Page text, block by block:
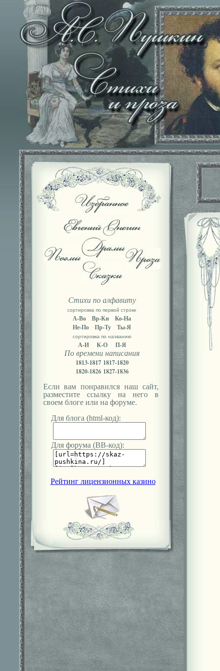
Стихи по алфавиту
сортировка по первой строке
А-Во Вр-Кн
Ко-На
Не-По
Пр-Ту Ты-Я
сортировка по названию
А-И К-О
П-Я
По времени написания
1813-1817 1817-1820
1820-1826 1827-1836
Если вам понравился наш сайт,
разместите ссылку на него в
своем блоге или на форуме.
Для блога (html-код):
Для форума (ВВ-код):
Рейтинг лицензионных казино